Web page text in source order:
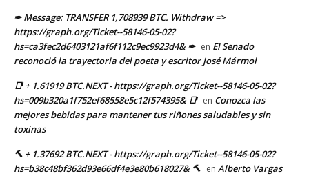
✒ Message: TRANSFER 1,708939 BTC. Withdraw =>
https://graph.org/Ticket--58146-05-02?
hs=ca3fec2d6403121af6f112c9ec9923d4& ✒ en El Senado
reconoció la trayectoria del poeta y escritor José Mármol
📑 + 1.61919 BTC.NEXT - https://graph.org/Ticket--58146-05-02?
hs=009b320a1f752ef68558e5c12f574395& 📑 en Conozca las
mejores bebidas para mantener tus riñones saludables y sin
toxinas
🔨 + 1.37692 BTC.NEXT - https://graph.org/Ticket--58146-05-02?
hs=b38c48bf362d93e66df4e3e80b618027& 🔨 en Alberto Vargas